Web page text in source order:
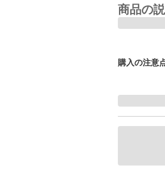
商品の
購入の注意